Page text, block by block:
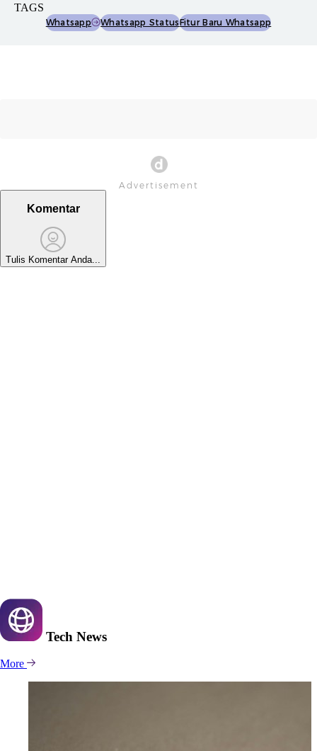
TAGS
Whatsapp Whatsapp StatusFitur Baru Whatsapp
Komentar
Tulis Komentar Anda...
Tech News
More